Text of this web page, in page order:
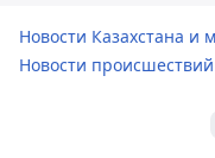
Новости Казахстана и
Новости происшествий